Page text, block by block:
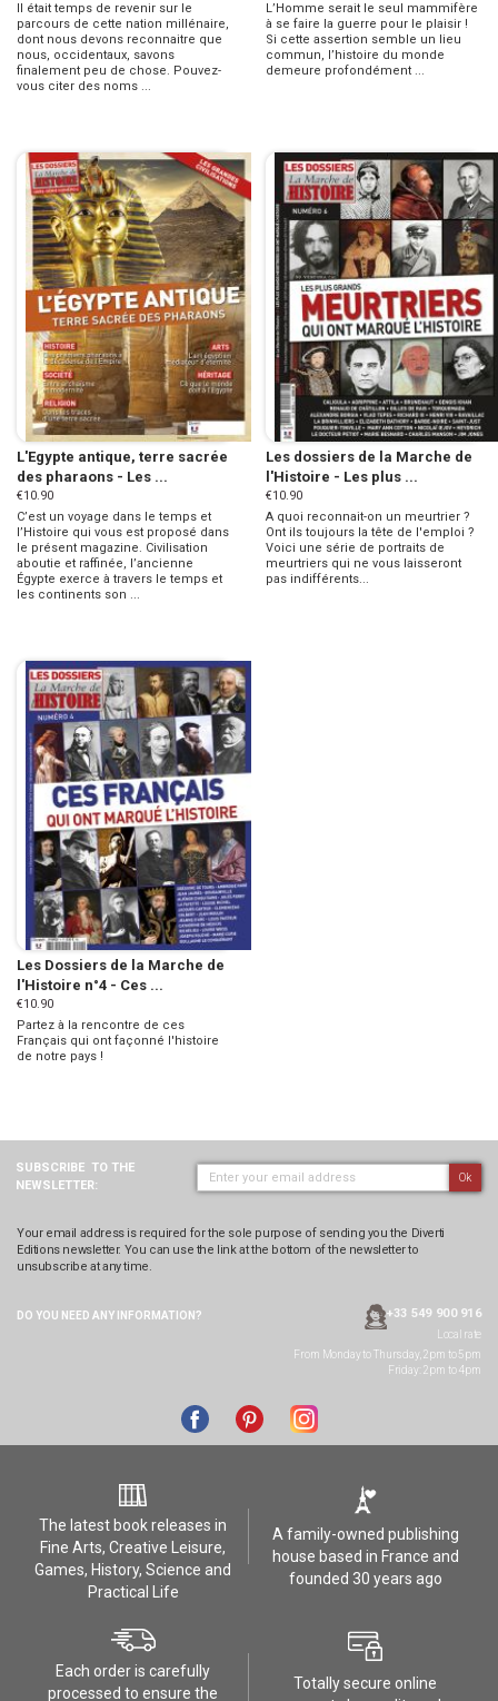
Il était temps de revenir sur le
parcours de cette nation millénaire,
dont nous devons reconnaitre que
nous, occidentaux, savons
finalement peu de chose. Pouvez-
vous citer des noms ...
L’Homme serait le seul mammifère
à se faire la guerre pour le plaisir !
Si cette assertion semble un lieu
commun, l’histoire du monde
demeure profondément ...
L'Egypte antique, terre sacrée
des pharaons - Les ...
€10.90
C’est un voyage dans le temps et
l’Histoire qui vous est proposé dans
le présent magazine. Civilisation
aboutie et raffinée, l’ancienne
Égypte exerce à travers le temps et
les continents son ...
Les dossiers de la Marche de
l'Histoire - Les plus ...
€10.90
A quoi reconnait-on un meurtrier ?
Ont ils toujours la tête de l'emploi ?
Voici une série de portraits de
meurtriers qui ne vous laisseront
pas indifférents...
Les Dossiers de la Marche de
l'Histoire n°4 - Ces ...
€10.90
Partez à la rencontre de ces
Français qui ont façonné l'histoire
de notre pays !
SUBSCRIBE TO THE
NEWSLETTER:
Ok
Your email address is required for the sole purpose of sending you the Diverti
Editions newsletter. You can use the link at the bottom of the newsletter to
unsubscribe at any time.
DO YOU NEED ANY INFORMATION? +33 549 900 916
Local rate
From Monday to Thursday, 2pm to 5pm
Friday: 2pm to 4pm
The latest book releases in
Fine Arts, Creative Leisure,
Games, History, Science and
Practical Life
A family-owned publishing
house based in France and
founded 30 years ago
Each order is carefully
processed to ensure the
Totally secure online